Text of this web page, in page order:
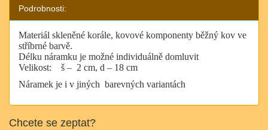
Podrobnosti:
Materiál skleněné korále, kovové komponenty běžný kov ve
stříbrné barvě.
Délku náramku je možné individuálně domluvit
Velikost:
š – 2 cm, d – 18 cm
Náramek je i v jiných barevných variantách
Chcete se zeptat?